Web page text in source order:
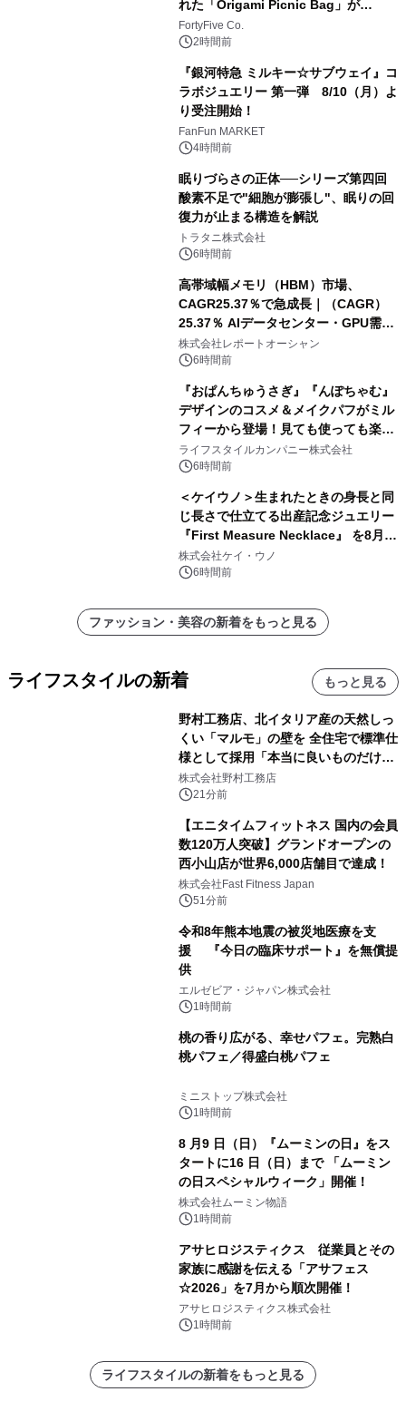
れた「Origami Picnic Bag」が
Makuakeに登場
FortyFive Co.
2時間前
『銀河特急 ミルキー☆サブウェイ』コ
ラボジュエリー 第一弾 8/10（月）よ
り受注開始！
FanFun MARKET
4時間前
眠りづらさの正体──シリーズ第四回
酸素不足で"細胞が膨張し"、眠りの回
復力が止まる構造を解説
トラタニ株式会社
6時間前
高帯域幅メモリ（HBM）市場、
CAGR25.37％で急成長｜（CAGR）
25.37％ AIデータセンター・GPU需要
拡大が2035年の市場成長を牽引
株式会社レポートオーシャン
6時間前
『おぱんちゅうさぎ』『んぽちゃむ』
デザインのコスメ＆メイクパフがミル
フィーから登場！見ても使っても楽し
い、ポップでキュートなコレクショ
ン。
ライフスタイルカンパニー株式会社
6時間前
＜ケイウノ＞生まれたときの身長と同
じ長さで仕立てる出産記念ジュエリー
『First Measure Necklace』 を8月14
日(金)に発売
株式会社ケイ・ウノ
6時間前
ファッション・美容の新着をもっと見る
ライフスタイルの新着 もっと見る
野村工務店、北イタリア産の天然しっ
くい「マルモ」の壁を 全住宅で標準仕
様として採用「本当に良いものだけに
こだわる」
株式会社野村工務店
21分前
【エニタイムフィットネス 国内の会員
数120万人突破】グランドオープンの
西小山店が世界6,000店舗目で達成！
株式会社Fast Fitness Japan
51分前
令和8年熊本地震の被災地医療を支
援 『今日の臨床サポート』を無償提
供
エルゼビア・ジャパン株式会社
1時間前
桃の香り広がる、幸せパフェ。完熟白
桃パフェ／得盛白桃パフェ
ミニストップ株式会社
1時間前
8 月9 日（日）『ムーミンの日』をス
タートに16 日（日）まで 「ムーミン
の日スペシャルウィーク」開催！
株式会社ムーミン物語
1時間前
アサヒロジスティクス 従業員とその
家族に感謝を伝える「アサフェス
☆2026」を7月から順次開催！
アサヒロジスティクス株式会社
1時間前
ライフスタイルの新着をもっと見る